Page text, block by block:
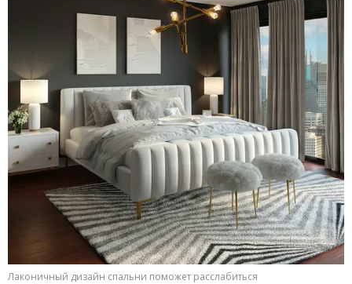
Лаконичный дизайн спальни поможет расслабиться